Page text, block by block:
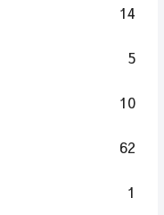
14
5
10
62
1